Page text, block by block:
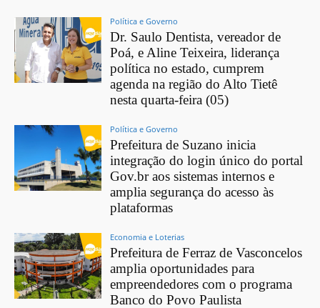
Política e Governo
Dr. Saulo Dentista, vereador de
Poá, e Aline Teixeira, liderança
política no estado, cumprem
agenda na região do Alto Tietê
nesta quarta-feira (05)
Política e Governo
Prefeitura de Suzano inicia
integração do login único do portal
Gov.br aos sistemas internos e
amplia segurança do acesso às
plataformas
Economia e Loterias
Prefeitura de Ferraz de Vasconcelos
amplia oportunidades para
empreendedores com o programa
Banco do Povo Paulista